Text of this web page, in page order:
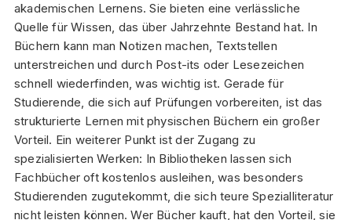
akademischen Lernens. Sie bieten eine verlässliche
Quelle für Wissen, das über Jahrzehnte Bestand hat. In
Büchern kann man Notizen machen, Textstellen
unterstreichen und durch Post-its oder Lesezeichen
schnell wiederfinden, was wichtig ist. Gerade für
Studierende, die sich auf Prüfungen vorbereiten, ist das
strukturierte Lernen mit physischen Büchern ein großer
Vorteil. Ein weiterer Punkt ist der Zugang zu
spezialisierten Werken: In Bibliotheken lassen sich
Fachbücher oft kostenlos ausleihen, was besonders
Studierenden zugutekommt, die sich teure Spezialliteratur
nicht leisten können. Wer Bücher kauft, hat den Vorteil, sie